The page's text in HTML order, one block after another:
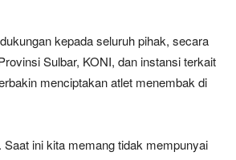
kepada seluruh pihak, secara
Sulbar, KONI, dan instansi terkait
menciptakan atlet menembak di
Saat ini kita memang tidak mempunyai